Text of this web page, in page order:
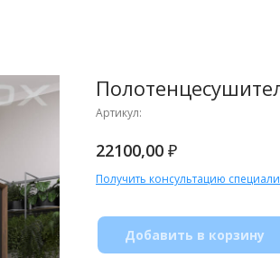
Артикул:
22100,00 ₽
Получить консультацию
Добавить в корзину